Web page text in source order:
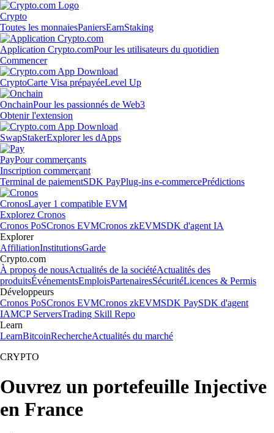
Crypto
Toutes les monnaiesPaniersEarnStaking
Application Crypto.comPour les utilisateurs du quotidien
Commencer
CryptoCarte Visa prépayéeLevel Up
OnchainPour les passionnés de Web3
Obtenir l'extension
SwapStakerExplorer les dApps
PayPour commerçants
Inscription commerçant
Terminal de paiementSDK PayPlug-ins e-commercePrédictions
CronosLayer 1 compatible EVM
Explorez Cronos
Cronos PoSCronos EVMCronos zkEVMSDK d'agent IA
Explorer
AffiliationInstitutionsGarde
Crypto.com
À propos de nousActualités de la sociétéActualités des
produitsÉvénementsEmploisPartenairesSécuritéLicences & Permis
Développeurs
Cronos PoSCronos EVMCronos zkEVMSDK PaySDK d'agent
IAMCP ServersTrading Skill Repo
Learn
LearnBitcoinRechercheActualités du marché
CRYPTO
Ouvrez un portefeuille Injective
en France